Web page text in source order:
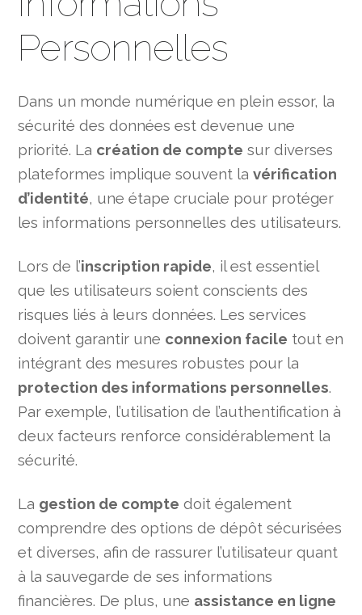
Personnelles
Dans un monde numérique en plein essor, la
sécurité des données est devenue une
priorité. La création de compte sur diverses
plateformes implique souvent lavérification
d’identité, une étape cruciale pour protéger
les informations personnelles des utilisateurs.
Lors de l’inscription rapide, il est essentiel
que les utilisateurs soient conscients des
risques liés à leurs données. Les services
doivent garantir une connexion facile tout en
intégrant des mesures robustes pour la
protection des informations personnelles.
Par exemple, l’utilisation de l’authentification à
deux facteurs renforce considérablement la
sécurité.
La gestion de compte doit également
comprendre des options de dépôt sécurisées
et diverses, afin de rassurer l’utilisateur quant
à la sauvegarde de ses informations
financières. De plus, une assistance en ligne